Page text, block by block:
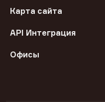
Карта сайта
API Интеграция
Офисы